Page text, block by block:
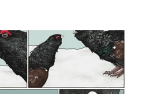
2–3/2026
1/2026
6/2025
5/2025 saame
5/2025